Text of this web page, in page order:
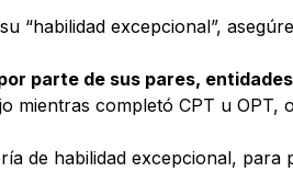
“habilidad excepcional”,
parte de sus pares,
mientras completó CPT u
de habilidad excepcional,